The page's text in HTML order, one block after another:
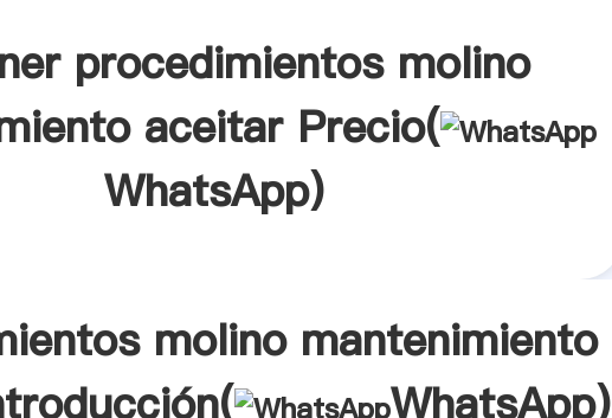
procedimientos molino
aceitar Precio(
WhatsApp)
molino mantenimiento
WhatsApp)